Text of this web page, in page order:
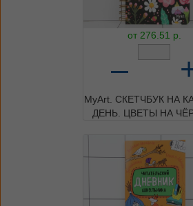
от 276.51 р.
–
MyArt. СКЕТЧБУК НА
ДЕНЬ. ЦВЕТЫ НА